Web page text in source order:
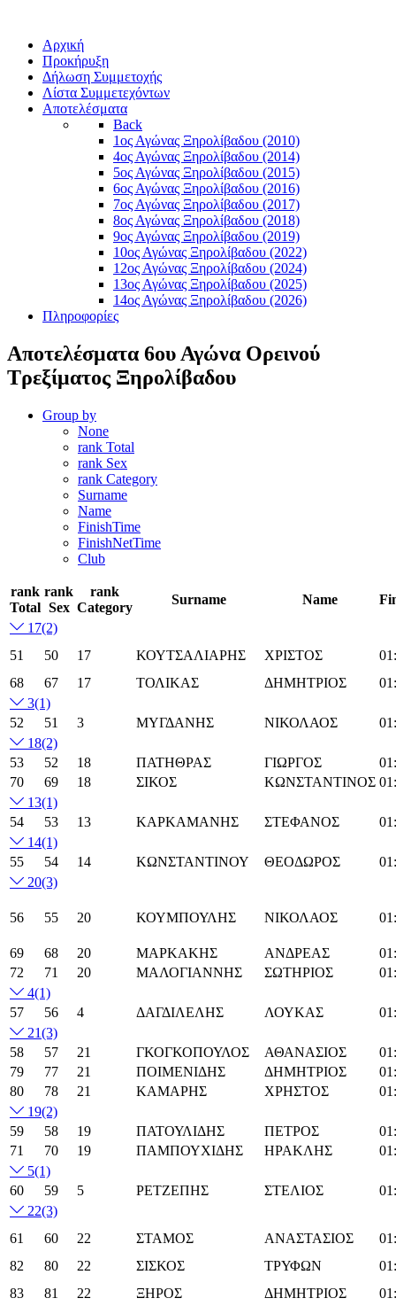
Αρχική
Προκήρυξη
Δήλωση Συμμετοχής
Λίστα Συμμετεχόντων
Αποτελέσματα
Back
1ος Αγώνας Ξηρολίβαδου (2010)
4ος Αγώνας Ξηρολίβαδου (2014)
5ος Αγώνας Ξηρολίβαδου (2015)
6ος Αγώνας Ξηρολίβαδου (2016)
7ος Αγώνας Ξηρολίβαδου (2017)
8ος Αγώνας Ξηρολίβαδου (2018)
9ος Αγώνας Ξηρολίβαδου (2019)
10ος Αγώνας Ξηρολίβαδου (2022)
12ος Αγώνας Ξηρολίβαδου (2024)
13ος Αγώνας Ξηρολίβαδου (2025)
14ος Αγώνας Ξηρολίβαδου (2026)
Πληροφορίες
Αποτελέσματα 6ου Αγώνα Ορεινού
Τρεξίματος Ξηρολίβαδου
Group by
None
rank Total
rank Sex
rank Category
Surname
Name
FinishTime
FinishNetTime
Club
rank
Total
rank
Sex
rank
Category
Surname Name
17(2)
51
50 17 ΚΟΥΤΣΑΛΙΑΡΗΣ ΧΡΙΣΤΟΣ
68
67 17 ΤΟΛΙΚΑΣ ΔΗΜΗΤΡΙΟΣ
3(1)
52
51 3 ΜΥΓΔΑΝΗΣ ΝΙΚΟΛΑΟΣ
18(2)
53
52 18 ΠΑΤΗΘΡΑΣ ΓΙΩΡΓΟΣ
70
69 18 ΣΙΚΟΣ ΚΩΝΣΤΑΝΤΙΝΟΣ
13(1)
54
53 13 ΚΑΡΚΑΜΑΝΗΣ ΣΤΕΦΑΝΟΣ
14(1)
55
54 14 ΚΩΝΣΤΑΝΤΙΝΟΥ ΘΕΟΔΩΡΟΣ
20(3)
56 55 20 ΚΟΥΜΠΟΥΛΗΣ ΝΙΚΟΛΑΟΣ
69 68 20 ΜΑΡΚΑΚΗΣ ΑΝΔΡΕΑΣ
72
71 20 ΜΑΛΟΓΙΑΝΝΗΣ ΣΩΤΗΡΙΟΣ
4(1)
57
56 4 ΔΑΓΔΙΛΕΛΗΣ ΛΟΥΚΑΣ
21(3)
58
57 21 ΓΚΟΓΚΟΠΟΥΛΟΣ ΑΘΑΝΑΣΙΟΣ
79
77 21 ΠΟΙΜΕΝΙΔΗΣ ΔΗΜΗΤΡΙΟΣ
80
78 21 ΚΑΜΑΡΗΣ ΧΡΗΣΤΟΣ
19(2)
59
58 19 ΠΑΤΟΥΛΙΔΗΣ ΠΕΤΡΟΣ
71
70 19 ΠΑΜΠΟΥΧΙΔΗΣ ΗΡΑΚΛΗΣ
5(1)
60
59 5 ΡΕΤΖΕΠΗΣ ΣΤΕΛΙΟΣ
22(3)
61
60 22 ΣΤΑΜΟΣ ΑΝΑΣΤΑΣΙΟΣ
82
80 22 ΣΙΣΚΟΣ ΤΡΥΦΩΝ
83
81 22 ΞΗΡΟΣ ΔΗΜΗΤΡΙΟΣ